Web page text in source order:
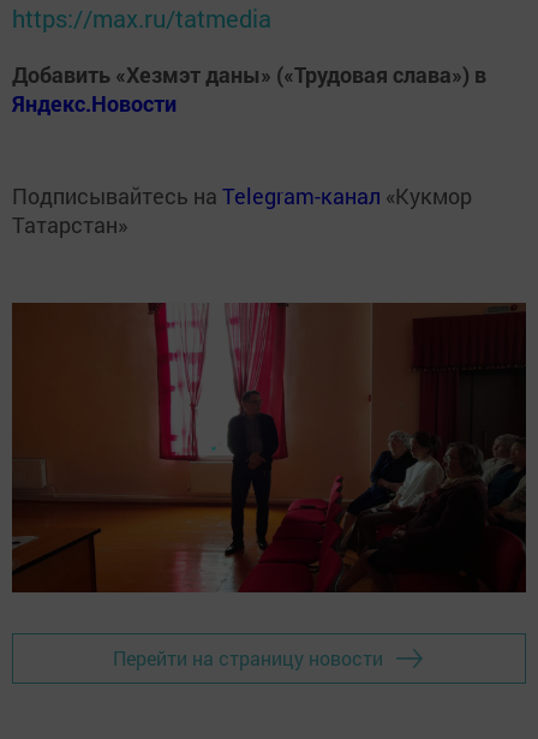
https://max.ru/tatmedia
Добавить «Хезмэт даны» («Трудовая слава») в
Яндекс.Новости
Подписывайтесь на Telegram-канал «Кукмор
Татарстан»
Перейти на страницу новости